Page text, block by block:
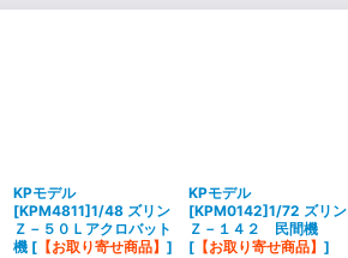
KPモデル
[KPM4811]1/48 ズリン
Ｚ－５０Ｌアクロバット
機 [ 【お取り寄せ商品】 ]
KPモデル
[KPM0142]1/72 ズリン
Ｚ－１４２ 民間機
[ 【お取り寄せ商品】 ]